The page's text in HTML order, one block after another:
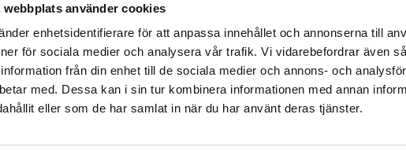
webbplats använder cookies
enhetsidentifierare för att anpassa innehållet och annonserna till
för sociala medier och analysera vår trafik. Vi vidarebefordrar även
från din enhet till de sociala medier och annons- och
med. Dessa kan i sin tur kombinera informationen med annan
eller som de har samlat in när du har använt deras tjänster.